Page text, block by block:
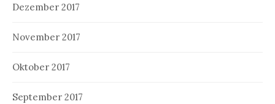
Dezember 2017
November 2017
Oktober 2017
September 2017